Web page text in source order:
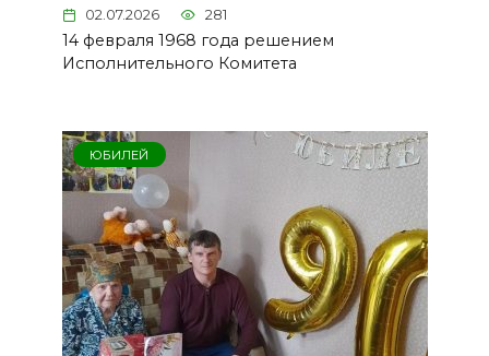
02.07.2026 281
14 февраля 1968 года решением
Исполнительного Комитета
ЮБИЛЕЙ